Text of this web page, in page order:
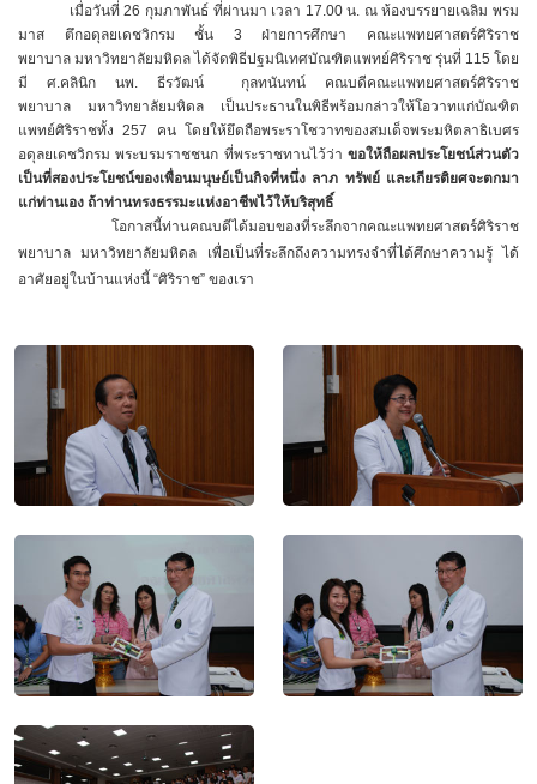
เมื่อวันที่ 26 กุมภาพันธ์ ที่ผ่านมา เวลา 17.00 น. ณ ห้องบรรยายเฉลิม พรม
มาส ตึกอดุลยเดชวิกรม ชั้น 3 ฝ่ายการศึกษา คณะแพทยศาสตร์ศิริราช
พยาบาล มหาวิทยาลัยมหิดล ได้จัดพิธีปฐมนิเทศบัณฑิตแพทย์ศิริราช รุ่นที่ 115 โดย
มี ศ.คลินิก นพ. ธีรวัฒน์ กุลทนันทน์ คณบดีคณะแพทยศาสตร์ศิริราช
พยาบาล มหาวิทยาลัยมหิดล เป็นประธานในพิธีพร้อมกล่าวให้โอวาทแก่บัณฑิต
แพทย์ศิริราชทั้ง 257 คน โดยให้ยึดถือพระราโชวาทของสมเด็จพระมหิตลาธิเบศร
อดุลยเดชวิกรม พระบรมราชชนก ที่พระราชทานไว้ว่า ขอให้ถือผลประโยชน์ส่วนตัว
เป็นที่สองประโยชน์ของเพื่อนมนุษย์เป็นกิจที่หนึ่ง ลาภ ทรัพย์ และเกียรติยศจะตกมา
แก่ท่านเอง ถ้าท่านทรงธรรมะแห่งอาชีพไว้ให้บริสุทธิ์
โอกาสนี้ท่านคณบดีได้มอบของที่ระลึกจากคณะแพทยศาสตร์ศิริราช
พยาบาล มหาวิทยาลัยมหิดล เพื่อเป็นที่ระลึกถึงความทรงจำที่ได้ศึกษาความรู้ ได้
อาศัยอยู่ในบ้านแห่งนี้ “ศิริราช” ของเรา